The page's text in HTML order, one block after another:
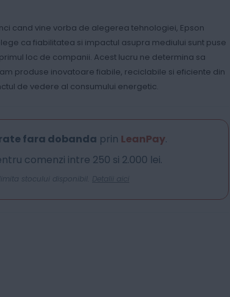
cand vine vorba de alegerea tehnologiei, Epson
ca fiabilitatea si impactul asupra mediului sunt puse
loc de companii. Acest lucru ne determina sa
produse inovatoare fiabile, reciclabile si eficiente din
de vedere al consumului energetic.
fara dobanda prin LeanPay.
comenzi intre 250 si 2.000 lei.
stocului disponibil. Detalii aici